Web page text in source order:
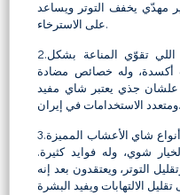
مهدّي يخفف التوتر ويساعد
على الاسترخاء.
2.شاي الزعتر: يعتبر من أنواع شاي اللي تقوّي المناعة بشكل
أكسدة، وله خصائص مضادة
علشان جذي يعتبر شاي مفيد
ومتعدد الاستخدامات في إيران.
3.شاي زهرة لسان الثور (البوراج): من أنواع شاي الأعشاب المميزة
شوي، وله فوايد كثيرة.
التوتر، ويعتقدون بعد إنه